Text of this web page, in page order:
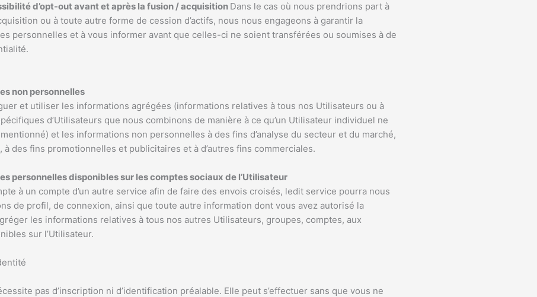
d’opt-out avant et après la fusion / acquisition Dans le cas où nous prendrions part à
ou à toute autre forme de cession d’actifs, nous nous engageons à garantir la
personnelles et à vous informer avant que celles-ci ne soient transférées ou soumises à de
non personnelles
et utiliser les informations agrégées (informations relatives à tous nos Utilisateurs ou à
d’Utilisateurs que nous combinons de manière à ce qu’un Utilisateur individuel ne
et les informations non personnelles à des fins d’analyse du secteur et du marché,
des fins promotionnelles et publicitaires et à d’autres fins commerciales.
personnelles disponibles sur les comptes sociaux de l’Utilisateur
à un compte d’un autre service afin de faire des envois croisés, ledit service pourra nous
de profil, de connexion, ainsi que toute autre information dont vous avez autorisé la
les informations relatives à tous nos autres Utilisateurs, groupes, comptes, aux
sur l’Utilisateur.
pas d’inscription ni d’identification préalable. Elle peut s’effectuer sans que vous ne